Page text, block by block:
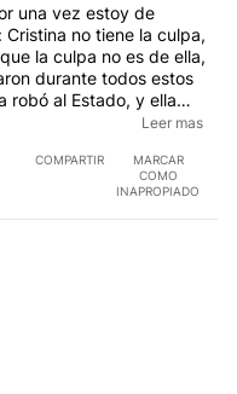
una vez estoy de
no tiene la culpa,
la culpa no es de ella,
durante todos estos
robó al Estado, y ella
el poder y la
y la siguen votando,
y la defienden y la
Leer mas
COMPARTIR
MARCAR
COMO
INAPROPIADO